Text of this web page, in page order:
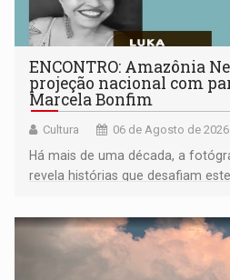
ENCONTRO: Amazônia
projeção nacional com
Marcela Bonfim
Cultura 06 de Agosto de
Há mais de uma década, a
revela histórias que desafiam
negras